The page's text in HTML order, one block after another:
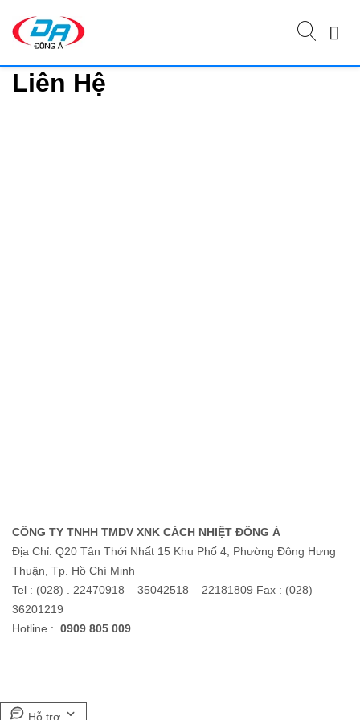
Liên Hệ
CÔNG TY TNHH TMDV XNK CÁCH NHIỆT ĐÔNG Á
Địa Chỉ: Q20 Tân Thới Nhất 15 Khu Phố 4, Phường Đông Hưng
Thuận, Tp. Hồ Chí Minh
Tel : (028) . 22470918 – 35042518 – 22181809 Fax : (028)
36201219
Hotline : 0909 805 009
Hỗ trợ